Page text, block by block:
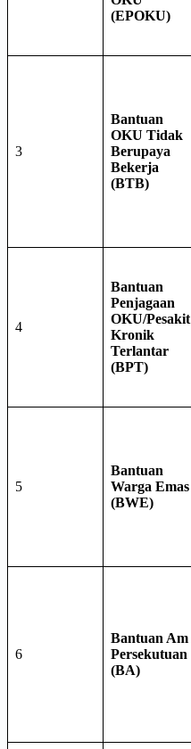
(EPOKU)
3
Bantuan
OKU Tidak
Berupaya
Bekerja
(BTB)
4
Bantuan
Penjagaan
OKU/Pesakit
Kronik
Terlantar
(BPT)
5
Bantuan
Warga Emas
(BWE)
6
Bantuan Am
Persekutuan
(BA)